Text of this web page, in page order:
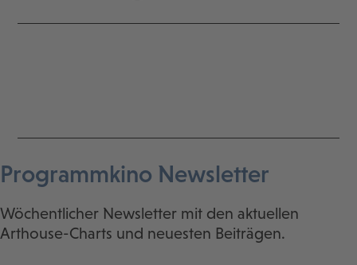
Programmkino Newsletter
Wöchentlicher Newsletter mit den aktuellen
Arthouse-Charts und neuesten Beiträgen.